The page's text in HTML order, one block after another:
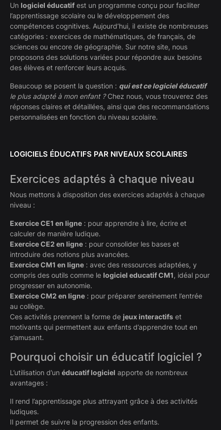
Un logiciel éducatif est un programme conçu pour faciliter
l’apprentissage scolaire ou le développement des
compétences cognitives. Aujourd’hui, il existe de nombreuses
catégories : exercices de mathématiques, de français, de
sciences ou encore de géographie. Sur notre site, nous
proposons des solutions variées pour répondre aux besoins
des élèves et renforcer leurs acquis.
Beaucoup se posent la question : qui est ce logiciel éducatif
le plus adapté à mon enfant ?Chez nous, vous trouverez des
réponses claires et détaillées, ainsi que des recommandations
personnalisées en fonction du niveau scolaire.
LOGICIELS ÉDUCATIFS PAR NIVEAUX SCOLAIRES
Exercices adaptés à chaque niveau
Nous mettons à disposition des exercices adaptés à chaque
niveau :
Exercice CE1 en ligne : pour apprendre à lire, écrire et
calculer de manière ludique.
Exercice CE2 en ligne : pour consolider les bases et
introduire des notions plus avancées.
Exercice CM1 en ligne : avec des ressources adaptées, y
compris des outils comme le logiciel educatif CM1, idéal pour
progresser en autonomie.
Exercice CM2 en ligne : pour préparer sereinement l’entrée
au collège.
Ces activités prennent la forme de jeux interactifs et
motivants qui permettent aux enfants d’apprendre tout en
s’amusant.
Pourquoi choisir un éducatif logiciel ?
L’utilisation d’un éducatif logiciel apporte de nombreux
avantages :
Il rend l’apprentissage plus attrayant grâce à des activités
ludiques.
Il permet de suivre la progression des enfants.